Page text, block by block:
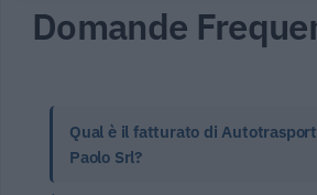
Domande
Qual è il fatturato di
Paolo Srl?